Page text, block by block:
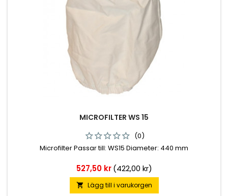
MICROFILTER WS 15
(0)
Microfilter Passar till: WS15 Diameter: 440 mm
Pris
527,50 kr (422,00 kr)
 Lägg till i varukorgen